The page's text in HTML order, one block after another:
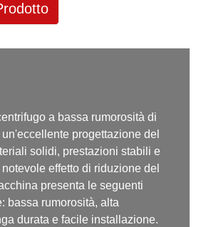
a bassa rumorosità di
progettazione del
solidi, prestazioni stabili e
effetto di riduzione del
presenta le seguenti
bassa rumorosità, alta
durata e facile installazione.